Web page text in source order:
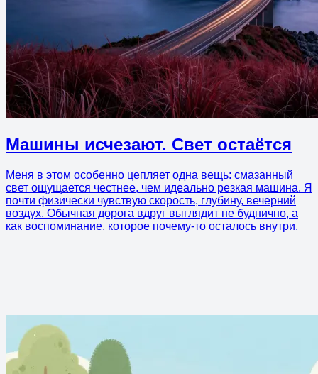
Машины исчезают. Свет остаётся
Меня в этом особенно цепляет одна вещь: смазанный
свет ощущается честнее, чем идеально резкая машина. Я
почти физически чувствую скорость, глубину, вечерний
воздух. Обычная дорога вдруг выглядит не буднично, а
как воспоминание, которое почему-то осталось внутри.